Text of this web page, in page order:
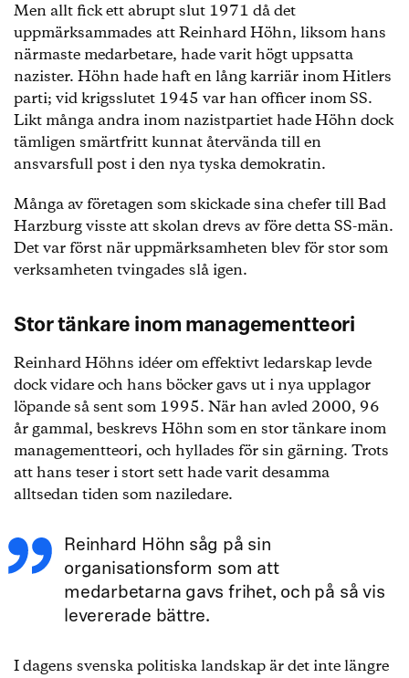
Men allt fick ett abrupt slut 1971 då det
uppmärksammades att Reinhard Höhn, liksom hans
närmaste medarbetare, hade varit högt uppsatta
nazister. Höhn hade haft en lång karriär inom Hitlers
parti; vid krigsslutet 1945 var han officer inom SS.
Likt många andra inom nazistpartiet hade Höhn dock
tämligen smärtfritt kunnat återvända till en
ansvarsfull post i den nya tyska demokratin.
Många av företagen som skickade sina chefer till Bad
Harzburg visste att skolan drevs av före detta SS-män.
Det var först när uppmärksamheten blev för stor som
verksamheten tvingades slå igen.
Stor tänkare inom managementteori
Reinhard Höhns idéer om effektivt ledarskap levde
dock vidare och hans böcker gavs ut i nya upplagor
löpande så sent som 1995. När han avled 2000, 96
år gammal, beskrevs Höhn som en stor tänkare inom
managementteori, och hyllades för sin gärning. Trots
att hans teser i stort sett hade varit desamma
alltsedan tiden som naziledare.
Reinhard Höhn såg på sin
organisationsform som att
medarbetarna gavs frihet, och på så vis
levererade bättre.
I dagens svenska politiska landskap är det inte längre